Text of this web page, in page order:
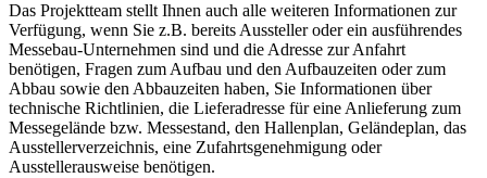
Das Projektteam stellt Ihnen auch alle weiteren Informationen zur
Verfügung, wenn Sie z.B. bereits Aussteller oder ein ausführendes
Messebau-Unternehmen sind und die Adresse zur Anfahrt
benötigen, Fragen zum Aufbau und den Aufbauzeiten oder zum
Abbau sowie den Abbauzeiten haben, Sie Informationen über
technische Richtlinien, die Lieferadresse für eine Anlieferung zum
Messegelände bzw. Messestand, den Hallenplan, Geländeplan, das
Ausstellerverzeichnis, eine Zufahrtsgenehmigung oder
Ausstellerausweise benötigen.